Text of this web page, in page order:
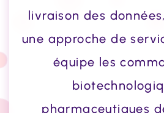
livraison des
une approche de
équipe les
pharmaceutiques